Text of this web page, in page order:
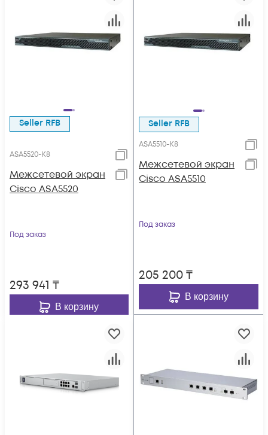
Seller RFB
ASA5520-K8
Межсетевой экран
Cisco ASA5520
Под заказ
293 941 ₸
В корзину
Seller RFB
ASA5510-K8
Межсетевой экран
Cisco ASA5510
Под заказ
205 200₸
В корзину